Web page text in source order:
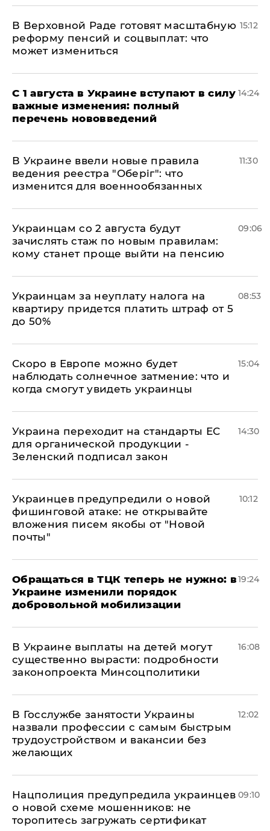
В Верховной Раде готовят масштабную
реформу пенсий и соцвыплат: что
может измениться
15:12
С 1 августа в Украине вступают в силу
важные изменения: полный
перечень нововведений
14:24
В Украине ввели новые правила
ведения реестра "Оберіг": что
изменится для военнообязанных
11:30
Украинцам со 2 августа будут
зачислять стаж по новым правилам:
кому станет проще выйти на пенсию
09:06
Украинцам за неуплату налога на
квартиру придется платить штраф от 5
до 50%
08:53
Скоро в Европе можно будет
наблюдать солнечное затмение: что и
когда смогут увидеть украинцы
15:04
Украина переходит на стандарты ЕС
для органической продукции -
Зеленский подписал закон
14:30
Украинцев предупредили о новой
фишинговой атаке: не открывайте
вложения писем якобы от "Новой
почты"
10:12
Обращаться в ТЦК теперь не нужно: в
Украине изменили порядок
добровольной мобилизации
19:24
В Украине выплаты на детей могут
существенно вырасти: подробности
законопроекта Минсоцполитики
16:08
В Госслужбе занятости Украины
назвали профессии с самым быстрым
трудоустройством и вакансии без
желающих
12:02
Нацполиция предупредила украинцев
о новой схеме мошенников: не
торопитесь загружать сертификат
09:10